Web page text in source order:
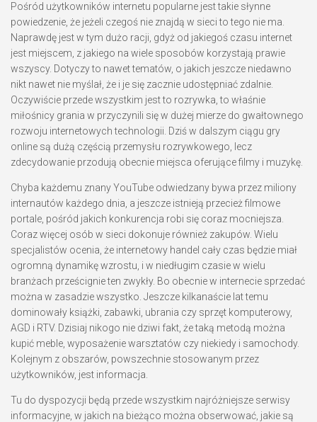
Pośród użytkowników internetu popularne jest takie słynne
powiedzenie, że jeżeli czegoś nie znajdą w sieci to tego nie ma.
Naprawdę jest w tym dużo racji, gdyż od jakiegoś czasu internet
jest miejscem, z jakiego na wiele sposobów korzystają prawie
wszyscy. Dotyczy to nawet tematów, o jakich jeszcze niedawno
nikt nawet nie myślał, że i je się zacznie udostępniać zdalnie.
Oczywiście przede wszystkim jest to rozrywka, to właśnie
miłośnicy grania w przyczynili się w dużej mierze do gwałtownego
rozwoju internetowych technologii. Dziś w dalszym ciągu gry
online są dużą częścią przemysłu rozrywkowego, lecz
zdecydowanie przodują obecnie miejsca oferujące filmy i muzykę.
Chyba każdemu znany YouTube odwiedzany bywa przez miliony
internautów każdego dnia, a jeszcze istnieją przecież filmowe
portale, pośród jakich konkurencja robi się coraz mocniejsza.
Coraz więcej osób w sieci dokonuje również zakupów. Wielu
specjalistów ocenia, że internetowy handel cały czas będzie miał
ogromną dynamikę wzrostu, i w niedługim czasie w wielu
branżach prześcignie ten zwykły. Bo obecnie w internecie sprzedać
można w zasadzie wszystko. Jeszcze kilkanaście lat temu
dominowały książki, zabawki, ubrania czy sprzęt komputerowy,
AGD i RTV. Dzisiaj nikogo nie dziwi fakt, że taką metodą można
kupić meble, wyposażenie warsztatów czy niekiedy i samochody.
Kolejnym z obszarów, powszechnie stosowanym przez
użytkowników, jest informacja.
Tu do dyspozycji będą przede wszystkim najróżniejsze serwisy
informacyjne, w jakich na bieżąco można obserwować, jakie są